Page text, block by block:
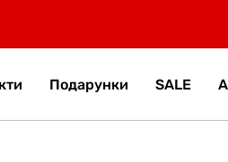
Подарунки SALE